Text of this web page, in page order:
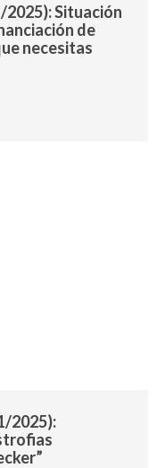
2025): Situación
de
necesitas
2025):